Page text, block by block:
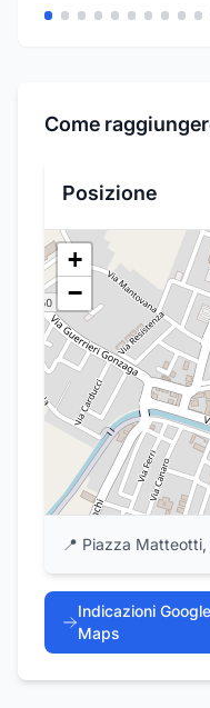
Come
Posizione
+
−
📍 Piazza
Indicazioni Google
Maps